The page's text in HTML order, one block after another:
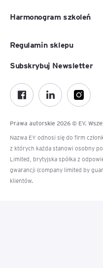
Harmonogram szkoleń
Regulamin sklepu
Prawa autorskie 2026 © EY.
Nazwa EY odnosi się do firm
z których każda stanowi osobny
Limited, brytyjska spółka z
gwarancji (company limited by
klientów.
Subskrybuj Newsletter